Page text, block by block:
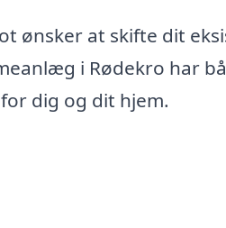
ønsker at skifte dit
i Rødekro har
dig og dit hjem.